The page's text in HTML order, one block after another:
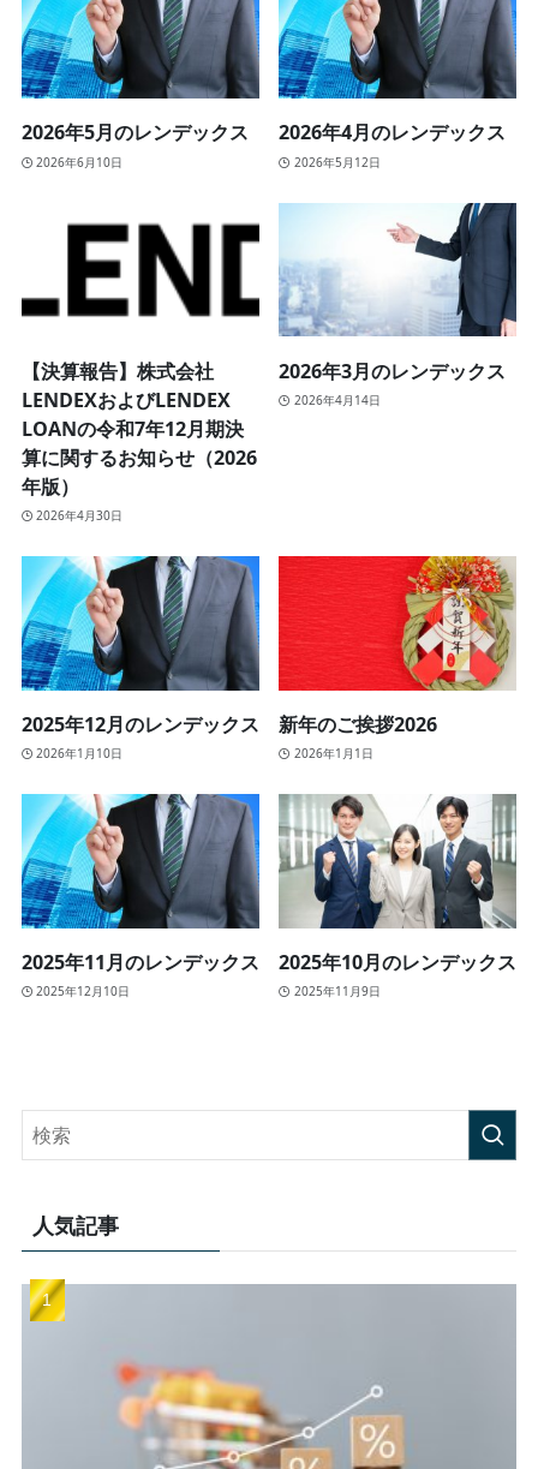
2026年5月のレンデックス
2026年6月10日
2026年4月のレンデックス
2026年5月12日
【決算報告】株式会社
LENDEXおよびLENDEX
LOANの令和7年12月期決
算に関するお知らせ（2026
年版）
2026年4月30日
2026年3月のレンデックス
2026年4月14日
2025年12月のレンデックス
2026年1月10日
新年のご挨拶2026
2026年1月1日
2025年11月のレンデックス
2025年12月10日
2025年10月のレンデックス
2025年11月9日
人気記事